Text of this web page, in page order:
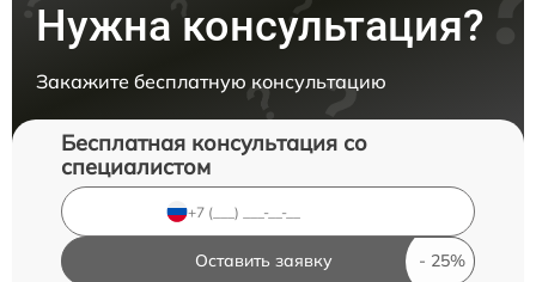
Нужна консультация?
Закажите бесплатную консультацию
Бесплатная консультация со
специалистом
Оставить заявку